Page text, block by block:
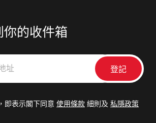
你的收件箱
即表示閣下同意 使用條款 細則及 私隱政策